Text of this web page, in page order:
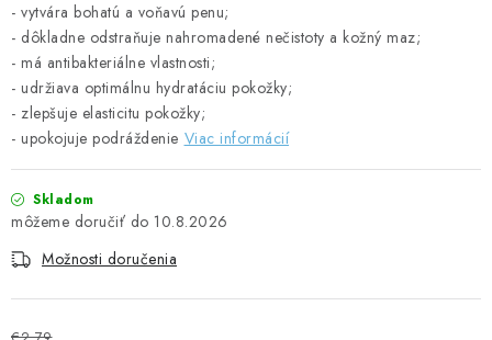
ZNAČKY
Obchodné podmienky Podmienky ochrany osobných údajov
- vytvára bohatú a voňavú penu;
- dôkladne odstraňuje nahromadené nečistoty a kožný maz;
- má antibakteriálne vlastnosti;
- udržiava optimálnu hydratáciu pokožky;
- zlepšuje elasticitu pokožky;
- upokojuje podráždenie Viac informácií
Skladom
10.8.2026
Možnosti doručenia